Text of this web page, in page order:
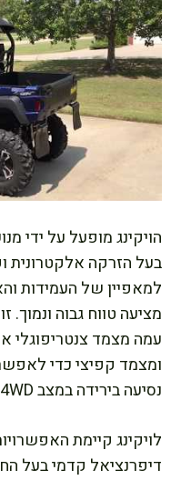
בעל הזרקה אלקטרונית
למאפיין של העמידות
מציעה טווח גבוה ונמוך.
עמה מצמד צנטריפוגלי
ומצמד קפיצי כדי
נסיעה בירידה במצב 4WD או ברוורס.